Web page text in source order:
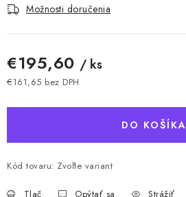
Možnosti doručenia
€195,60 / ks
€161,65 bez DPH
DO KOŠÍKA
Kód tovaru: Zvoľte variant
Tlač Opýtať sa Strážiť